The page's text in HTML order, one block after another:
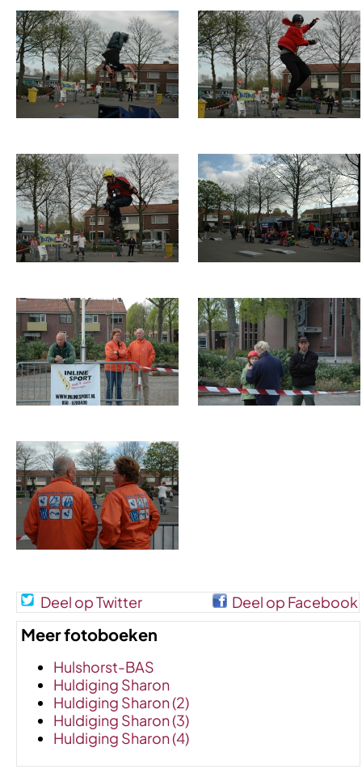
Deel op Twitter Deel op Facebook
Meer fotoboeken
Hulshorst-BAS
Huldiging Sharon
Huldiging Sharon (2)
Huldiging Sharon (3)
Huldiging Sharon (4)